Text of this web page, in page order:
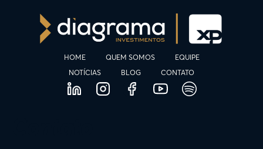
HOME QUEM SOMOS
EQUIPE
NOTÍCIAS
BLOG CONTATO